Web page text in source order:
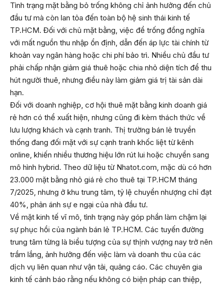
Tình trạng mặt bằng bỏ trống không chỉ ảnh hưởng đến chủ
đầu tư mà còn lan tỏa đến toàn bộ hệ sinh thái kinh tế
TP.HCM. Đối với chủ mặt bằng, việc để trống đồng nghĩa
với mất nguồn thu nhập ổn định, dẫn đến áp lực tài chính từ
khoản vay ngân hàng hoặc chi phí bảo trì. Nhiều chủ đầu tư
phải chấp nhận giảm giá thuê hoặc chia nhỏ diện tích để thu
hút người thuê, nhưng điều này làm giảm giá trị tài sản dài
hạn.
Đối với doanh nghiệp, cơ hội thuê mặt bằng kinh doanh giá
rẻ hơn có thể xuất hiện, nhưng cũng đi kèm thách thức về
lưu lượng khách và cạnh tranh. Thị trường bán lẻ truyền
thống đang đối mặt với sự cạnh tranh khốc liệt từ kênh
online, khiến nhiều thương hiệu lớn rút lui hoặc chuyển sang
mô hình hybrid. Theo dữ liệu từ Nhatot.com, mặc dù có hơn
23.000 mặt bằng nhỏ giá rẻ cho thuê tại TP.HCM tháng
7/2025, nhưng ở khu trung tâm, tỷ lệ chuyển nhượng chỉ đạt
40%, phản ánh sự e ngại của nhà đầu tư.
Về mặt kinh tế vĩ mô, tình trạng này góp phần làm chậm lại
sự phục hồi của ngành bán lẻ TP.HCM. Các tuyến đường
trung tâm từng là biểu tượng của sự thịnh vượng nay trở nên
trầm lắng, ảnh hưởng đến việc làm và doanh thu của các
dịch vụ liên quan như vận tải, quảng cáo. Các chuyên gia
kinh tế cảnh báo rằng nếu không có biện pháp can thiệp,